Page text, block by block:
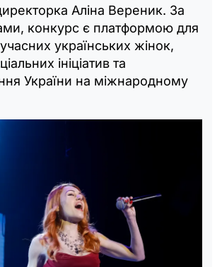
Аліна Вереник. За
конкурс є платформою для
українських жінок,
ініціатив та
України на міжнародному